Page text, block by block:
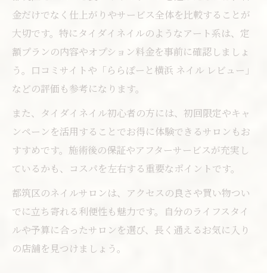
金だけでなく仕上がりやサービス全体を比較することが
大切です。特にタイダイネイルのようなアート系は、定
額プランの内容やオプション料金を事前に確認しましょ
う。口コミサイトや「ららぽーと横浜 ネイル レビュー」
などの評価も参考になります。
また、タイダイネイル初心者の方には、初回限定やキャ
ンペーンを活用することでお得に体験できるサロンもお
すすめです。施術後の保証やアフターサービスが充実し
ているかも、コスパを左右する重要なポイントです。
都筑区のネイルサロンは、アクセスの良さや買い物つい
でに立ち寄れる利便性も魅力です。自分のライフスタイ
ルや予算に合ったサロンを選び、長く通えるお気に入り
の店舗を見つけましょう。